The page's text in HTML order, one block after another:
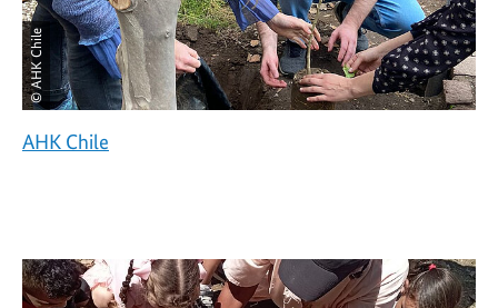
© AHK Chile
AHK Chile